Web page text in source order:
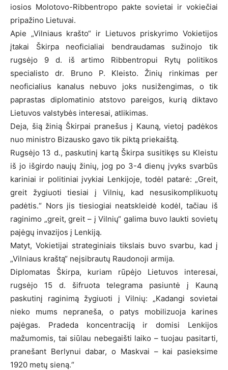
iosios Molotovo-Ribbentropo pakte sovietai ir vokiečiai
pripažino Lietuvai.
Apie „Vilniaus krašto“ ir Lietuvos priskyrimo Vokietijos
įtakai Škirpa neoficialiai bendraudamas sužinojo tik
rugsėjo 9 d. iš artimo Ribbentropui Rytų politikos
specialisto dr. Bruno P. Kleisto. Žinių rinkimas per
neoficialius kanalus nebuvo joks nusižengimas, o tik
paprastas diplomatinio atstovo pareigos, kurią diktavo
Lietuvos valstybės interesai, atlikimas.
Deja, šią žinią Škirpai pranešus į Kauną, vietoj padėkos
nuo ministro Bizausko gavo tik piktą priekaištą.
Rugsėjo 13 d., paskutinį kartą Škirpa susitikęs su Kleistu
iš jo išgirdo naujų žinių, jog po 3-4 dienų įvyks svarbūs
kariniai ir politiniai įvykiai Lenkijoje, todėl patarė: „Greit,
greit žygiuoti tiesiai į Vilnių, kad nesusikomplikuotų
padėtis.“ Nors jis tiesiogiai neatskleidė kodėl, tačiau iš
raginimo „greit, greit – į Vilnių“ galima buvo laukti sovietų
pajėgų invazijos į Lenkiją.
Matyt, Vokietijai strateginiais tikslais buvo svarbu, kad į
„Vilniaus kraštą“ neįsibrautų Raudonoji armija.
Diplomatas Škirpa, kuriam rūpėjo Lietuvos interesai,
rugsėjo 15 d. šifruota telegrama pasiuntė į Kauną
paskutinį raginimą žygiuoti į Vilnių: „Kadangi sovietai
nieko mums nepraneša, o patys mobilizuoja karines
pajėgas. Pradeda koncentraciją ir domisi Lenkijos
mažumomis, tai siūlau nebegaišti laiko – tuojau pasitarti,
pranešant Berlynui dabar, o Maskvai – kai pasieksime
1920 metų sieną.“